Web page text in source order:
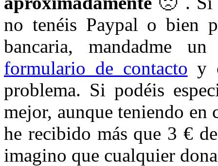
no tenéis Paypal o bien
bancaria, mandadme
formulario de contacto y
problema. Si podéis
mejor, aunque teniendo en
he recibido más que 3 €
imagino que cualquier